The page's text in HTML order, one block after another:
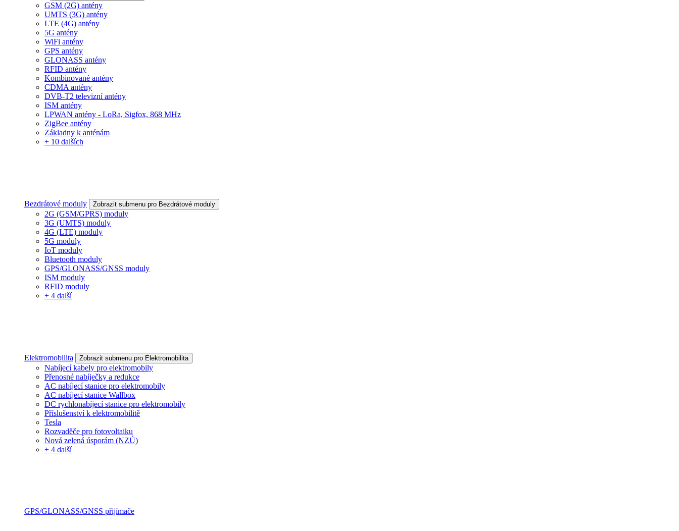
GSM (2G) antény
UMTS (3G) antény
LTE (4G) antény
5G antény
WiFi antény
GPS antény
GLONASS antény
RFID antény
Kombinované antény
CDMA antény
DVB-T2 televizní antény
ISM antény
LPWAN antény - LoRa, Sigfox, 868 MHz
ZigBee antény
Základny k anténám
+ 10 dalších
Bezdrátové moduly Zobrazit submenu pro Bezdrátové moduly
2G (GSM/GPRS) moduly
3G (UMTS) moduly
4G (LTE) moduly
5G moduly
IoT moduly
Bluetooth moduly
GPS/GLONASS/GNSS moduly
ISM moduly
RFID moduly
+ 4 další
Elektromobilita Zobrazit submenu pro Elektromobilita
Nabíjecí kabely pro elektromobily
Přenosné nabíječky a redukce
AC nabíjecí stanice pro elektromobily
AC nabíjecí stanice Wallbox
DC rychlonabíjecí stanice pro elektromobily
Příslušenství k elektromobilitě
Tesla
Rozvaděče pro fotovoltaiku
Nová zelená úsporám (NZÚ)
+ 4 další
GPS/GLONASS/GNSS přijímače